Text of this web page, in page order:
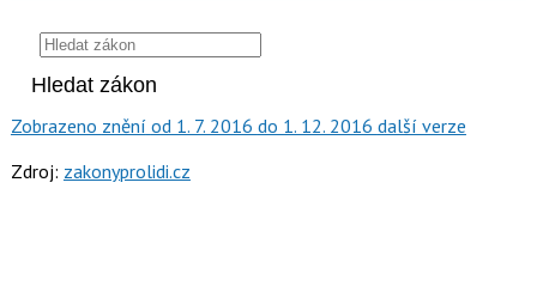
Zobrazeno znění od 1. 7. 2016 do 1. 12. 2016 další verze
Zdroj: zakonyprolidi.cz